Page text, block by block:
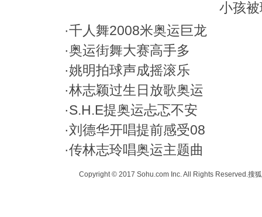
小孩
·千人舞2008米奥运巨龙
·奥运街舞大赛高手多
·姚明拍球声成摇滚乐
·林志颖过生日放歌奥运
·S.H.E提奥运忐忑不安
·刘德华开唱提前感受08
·传林志玲唱奥运主题曲
Copyright © 2017 Sohu.com Inc. All Rights Reserved.搜